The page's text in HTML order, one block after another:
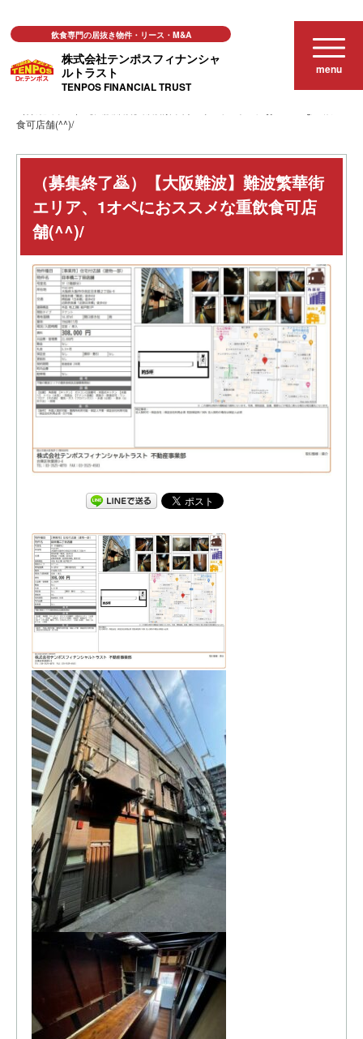
株式会社テンポスフィナンシャ
ルトラスト
TENPOS FINANCIAL TRUST
飲食専門の居抜き物件・リース・M&A
menu
居抜き店舗物件
食可店舗(^^)/
（募集終了🙇）【大阪難波】難波繁華街
エリア、1オペにおススメな重飲食可店
舗(^^)/